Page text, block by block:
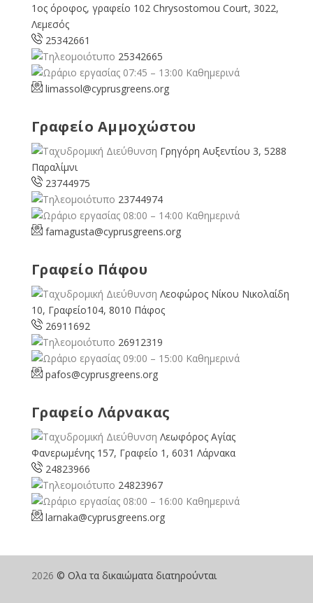
1ος όροφος, γραφείο 102 Chrysostomou Court, 3022,
Λεμεσός
25342661
25342665
07:45 – 13:00 Καθημερινά
limassol@cyprusgreens.org
Γραφείο Αμμοχώστου
Γρηγόρη Αυξεντίου 3, 5288
Παραλίμνι
23744975
23744974
08:00 – 14:00 Καθημερινά
famagusta@cyprusgreens.org
Γραφείο Πάφου
Λεοφώρος Νίκου Νικολαίδη
10, Γραφείο104, 8010 Πάφος
26911692
26912319
09:00 – 15:00 Καθημερινά
pafos@cyprusgreens.org
Γραφείο Λάρνακας
Λεωφόρος Αγίας
Φανερωμένης 157, Γραφείο 1, 6031 Λάρνακα
24823966
24823967
08:00 – 16:00 Καθημερινά
larnaka@cyprusgreens.org
2026 © Ολα τα δικαιώματα διατηρούνται